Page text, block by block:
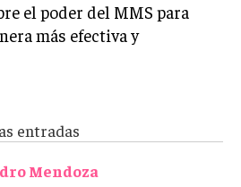
el poder del MMS para
más efectiva y
entradas
Mendoza